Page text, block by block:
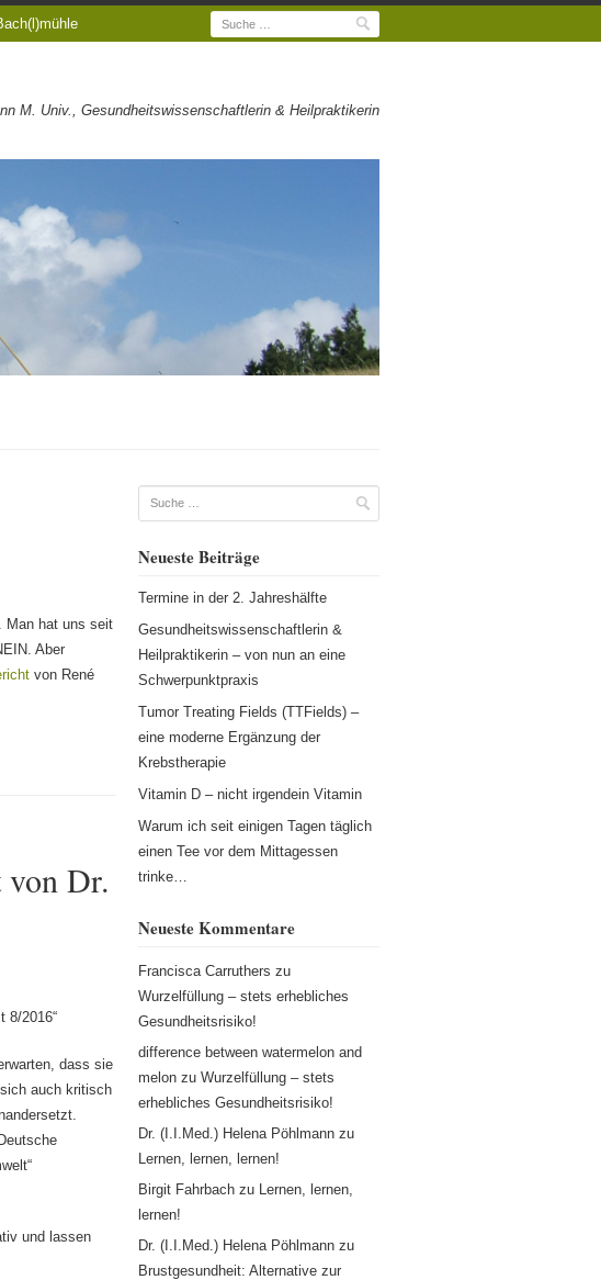
Suche
M. Univ., Gesundheitswissenschaftlerin & Heilpraktikerin
Man hat uns seit
Aber
von René
Dr.
8/2016“
dass sie
auch kritisch
und lassen
Suche
Neueste Beiträge
Termine in der 2. Jahreshälfte
Gesundheitswissenschaftlerin &
Heilpraktikerin – von nun an eine
Schwerpunktpraxis
Tumor Treating Fields (TTFields) –
eine moderne Ergänzung der
Krebstherapie
Vitamin D – nicht irgendein Vitamin
Warum ich seit einigen Tagen täglich
einen Tee vor dem Mittagessen
trinke…
Neueste Kommentare
Francisca Carruthers zu
Wurzelfüllung – stets erhebliches
Gesundheitsrisiko!
difference between watermelon and
melonzu Wurzelfüllung – stets
erhebliches Gesundheitsrisiko!
Dr. (I.I.Med.) Helena Pöhlmannzu
Lernen, lernen, lernen!
Birgit Fahrbachzu
Lernen, lernen,
lernen!
Dr. (I.I.Med.) Helena Pöhlmannzu
Brustgesundheit: Alternative zur